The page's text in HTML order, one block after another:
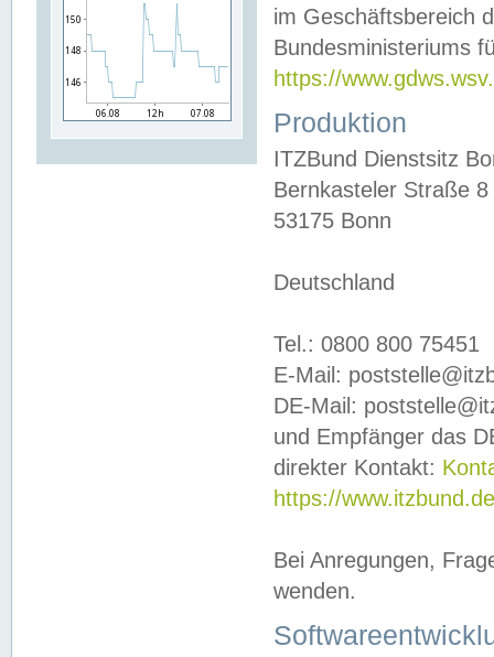
im Geschäftsbereich
Bundesministeriums
https://
Produktion
ITZBund Dienstsitz
Bernkasteler Straße 8
53175 Bonn
Deutschland
Tel.: 0800 800 75451
E-Mail:
DE-Mail:
und Empfänger das
direkter Kontakt:
https://
Bei Anregungen,
wenden.